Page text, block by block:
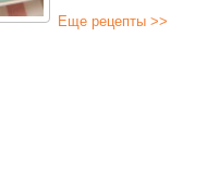
Еще рецепты >>